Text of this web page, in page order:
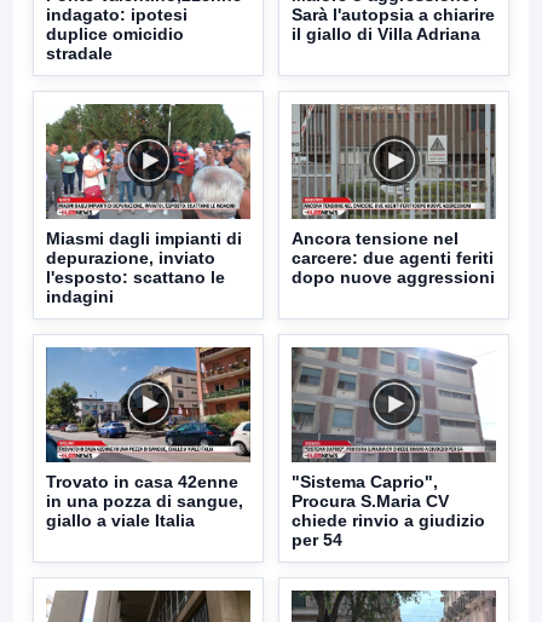
indagato: ipotesi
duplice omicidio
stradale
Sarà l'autopsia a chiarire
il giallo di Villa Adriana
Miasmi dagli impianti di
depurazione, inviato
l'esposto: scattano le
indagini
Ancora tensione nel
carcere: due agenti feriti
dopo nuove aggressioni
Trovato in casa 42enne
in una pozza di sangue,
giallo a viale Italia
"Sistema Caprio",
Procura S.Maria CV
chiede rinvio a giudizio
per 54